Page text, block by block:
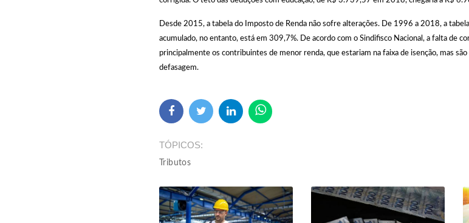
Desde 2015, a tabela do Imposto de Renda não sofre alterações. De 1996 a 2018, a
acumulado, no entanto, está em 309,7%. De acordo com o Sindifisco Nacional, a falta de
principalmente os contribuintes de menor renda, que estariam na faixa de isenção, mas
defasagem.
TÓPICOS
Tributos